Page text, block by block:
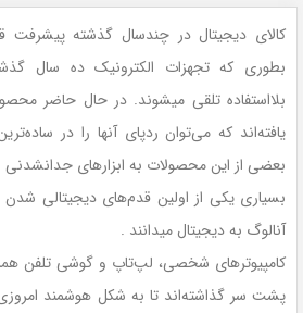
کالای دیجیتال در چندسال گذشته پیشرفت
بطوری که تجهزات الکترونیک ده سال
بلااستفاده تلقی میشوند. در حال حاضر
یافته‌اند که می‌توان ردپای آنها را در
بعضی از این محصولات به ابزارهای جدانشدنی
بسیاری یکی از اولین قدم‌های دیجیتالی شدن
آنالوگ به دیجیتال میدانند .
کامپیوترهای شخصی، لپ‌تاپ و گوشی تلفن
پشت سر گذاشته‌اند تا به شکل هوشمند